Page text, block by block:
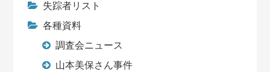
失踪者リスト
各種資料
調査会ニュース
山本美保さん事件